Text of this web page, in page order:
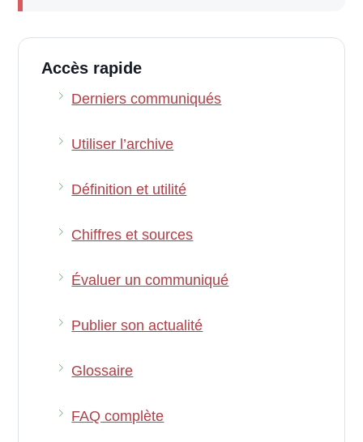
Accès rapide
Derniers communiqués
Utiliser l’archive
Définition et utilité
Chiffres et sources
Évaluer un communiqué
Publier son actualité
Glossaire
FAQ complète